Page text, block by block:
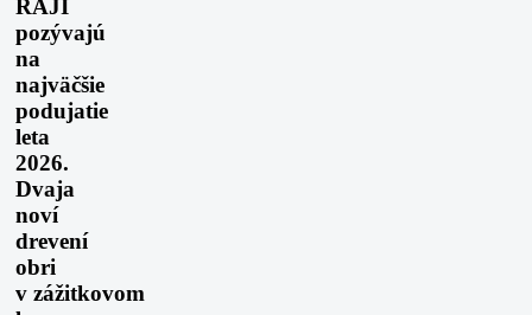
RAJI
pozývajú
na
najväčšie
podujatie
leta
2026.
Dvaja
noví
drevení
obri
v zážitkovom